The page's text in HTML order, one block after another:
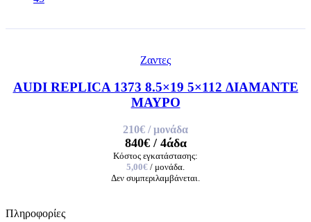
Ζαντες
AUDI REPLICA 1373 8.5×19 5×112 ΔΙΑΜΑΝΤΕ
ΜΑΥΡΟ
210€ / μονάδα
840€/ 4άδα
Κόστος εγκατάστασης:
5,00€ / μονάδα.
Δεν συμπεριλαμβάνεται.
Πληροφορίες